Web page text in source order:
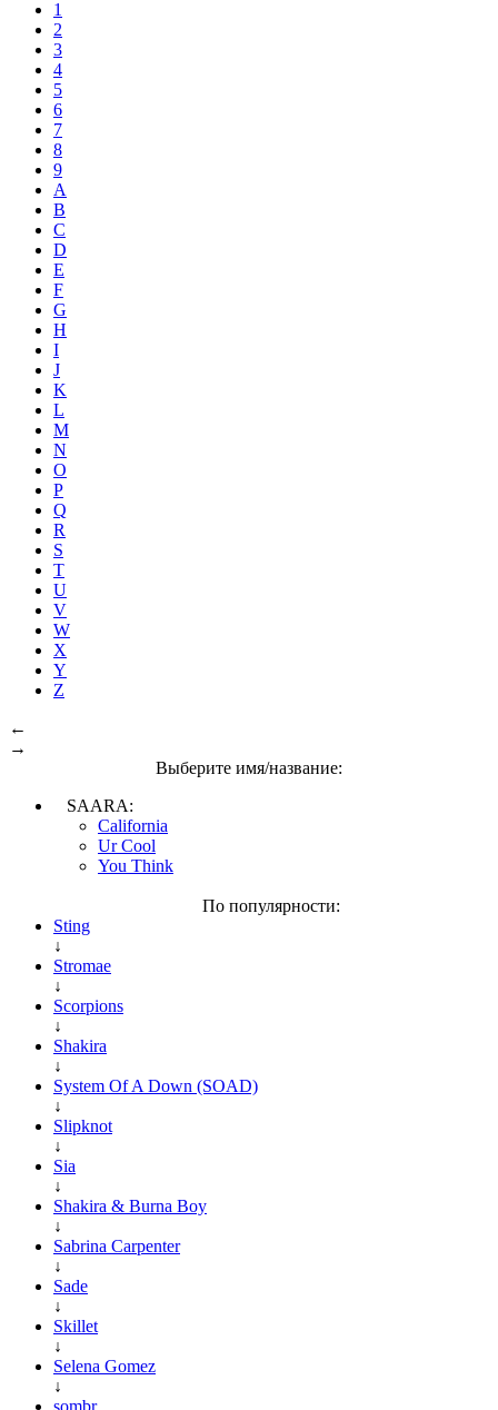
1
2
3
4
5
6
7
8
9
A
B
C
D
E
F
G
H
I
J
K
L
M
N
O
P
Q
R
S
T
U
V
W
X
Y
Z
←
→
Выберите имя/название:
SAARA:
California
Ur Cool
You Think
По популярности:
Sting
↓
Stromae
↓
Scorpions
↓
Shakira
↓
System Of A Down (SOAD)
↓
Slipknot
↓
Sia
↓
Shakira & Burna Boy
↓
Sabrina Carpenter
↓
Sade
↓
Skillet
↓
Selena Gomez
↓
sombr